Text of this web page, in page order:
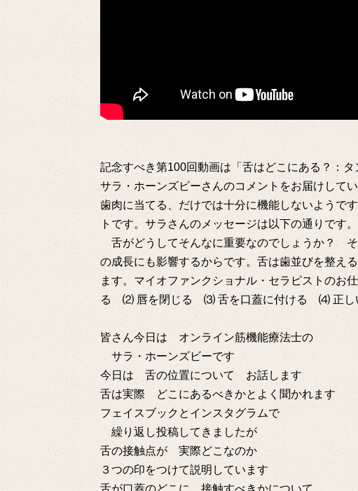
記念すべき第100回動画は「舌はどこにある？：
サラ・ホーンズビーさんのコメントをお届けして
歯肉に当てる、だけでは十分に機能しないようで
トです。サラさんのメッセージは以下の通りです。
舌がどうしてそんなに重要なのでしょうか？
の成長にも影響するからです。舌は歯並びを整え
ます。マイオファンクショナル・セラピストのお
る ⑵ 唇を閉じる ⑶ 舌を口蓋に付ける ⑷ 正し
皆さん今日は オンライン筋機能療法士の
サラ・ホーンズビーです
今日は 舌の位置について お話します
舌は実際 どこにあるべきかとよく聞かれます
フェイスブックとインスタグラムで
繰り返し投稿してきましたが
舌の接触点が 実際どこなのか
３つの印をつけて説明しています
舌が口蓋のどこに 接触すべきかについて